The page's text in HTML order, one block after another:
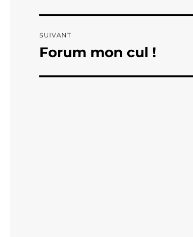
SUIVANT
Publication
Forum mon cul !